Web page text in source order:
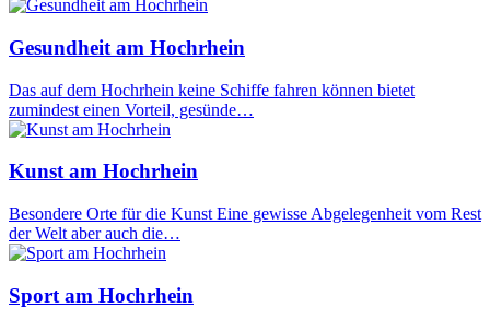
Gesundheit am Hochrhein
Das auf dem Hochrhein keine Schiffe fahren können bietet
zumindest einen Vorteil, gesünde…
Kunst am Hochrhein
Besondere Orte für die Kunst Eine gewisse Abgelegenheit vom Rest
der Welt aber auch die…
Sport am Hochrhein